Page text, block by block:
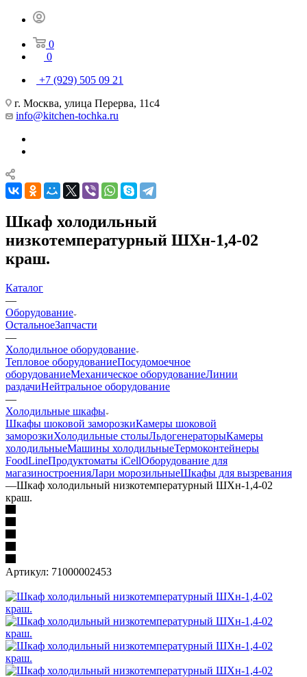
0
0
+7 (929) 505 09 21
г. Москва, улица Перерва, 11с4
info@kitchen-tochka.ru
Шкаф холодильный
низкотемпературный ШХн-1,4-02
краш.
Каталог
—
Оборудование
ОстальноеЗапчасти
—
Холодильное оборудование
Тепловое оборудованиеПосудомоечное
оборудованиеМеханическое оборудованиеЛинии
раздачиНейтральное оборудование
—
Холодильные шкафы
Шкафы шоковой заморозкиКамеры шоковой
заморозкиХолодильные столыЛьдогенераторыКамеры
холодильныеМашины холодильныеТермоконтейнеры
FoodLineПродуктоматы iCellОборудование для
магазиностроенияЛари морозильныеШкафы для вызревания
—Шкаф холодильный низкотемпературный ШХн-1,4-02
краш.
Артикул: 71000002453